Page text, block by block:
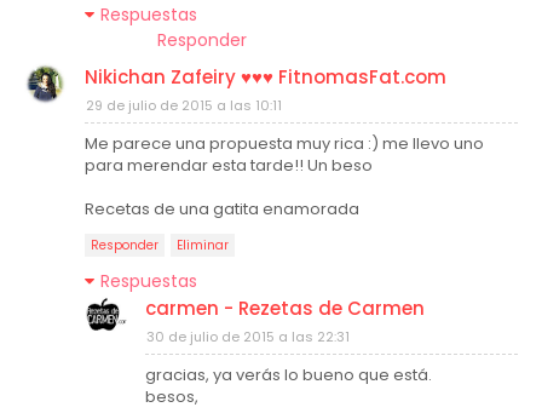
Respuestas
Responder
Nikichan Zafeiry ♥♥♥ FitnomasFat.com
29 de julio de 2015 a las 10:11
Me parece una propuesta muy rica :) me llevo uno
para merendar esta tarde!! Un beso
Recetas de una gatita enamorada
Responder Eliminar
Respuestas
carmen - Rezetas de Carmen
30 de julio de 2015 a las 22:31
gracias, ya verás lo bueno que está.
besos,